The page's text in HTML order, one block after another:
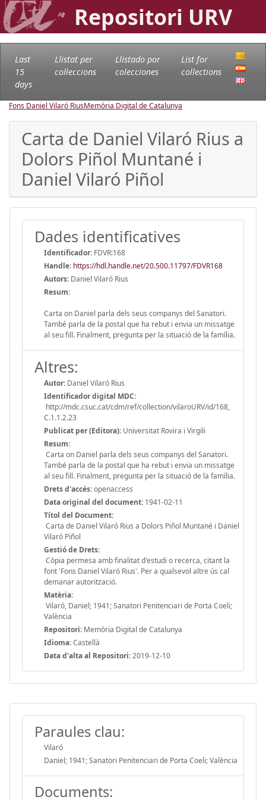
Repositori URV
Last
15
days
Llistat per
col·leccions
Llistado por
colecciones
List for
collections
Fons Daniel Vilaró RiusMemòria Digital de Catalunya
Carta de Daniel Vilaró Rius a
Dolors Piñol Muntané i
Daniel Vilaró Piñol
Dades identificatives
Identificador: FDVR:168
Handle: https://hdl.handle.net/20.500.11797/FDVR168
Autors: Daniel Vilaró Rius
Resum:
Carta on Daniel parla dels seus companys del Sanatori.
També parla de la postal que ha rebut i envia un missatge
al seu fill. Finalment, pregunta per la situació de la família.
Altres:
Autor: Daniel Vilaró Rius
Identificador digital MDC:
http://mdc.csuc.cat/cdm/ref/collection/vilaroURV/id/168,
C.1.1.2.23
Publicat per (Editora): Universitat Rovira i Virgili
Resum:
Carta on Daniel parla dels seus companys del Sanatori.
També parla de la postal que ha rebut i envia un missatge
al seu fill. Finalment, pregunta per la situació de la família.
Drets d'accés:openaccess
Data original del document: 1941-02-11
Títol del Document:
Carta de Daniel Vilaró Rius a Dolors Piñol Muntané i Daniel
Vilaró Piñol
Gestió de Drets:
Còpia permesa amb finalitat d'estudi o recerca, citant la
font 'Fons Daniel Vilaró Rius'. Per a qualsevol altre ús cal
demanar autorització.
Matèria:
Vilaró, Daniel; 1941; Sanatori Penitenciari de Porta Coeli;
València
Repositori: Memòria Digital de Catalunya
Idioma:Castellà
Data d'alta al Repositori:2019-12-10
Paraules clau:
Vilaró
Daniel; 1941; Sanatori Penitenciari de Porta Coeli; València
Documents: